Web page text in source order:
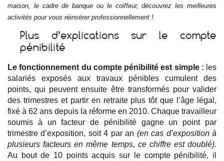
maison, le cadre de banque ou le coiffeur, découvrez les meilleures
activités pour vous réinsérer professionnellement !
Plus d’explications sur le compte
pénibilité
Le fonctionnement du compte pénibilité est simple : les
salariés exposés aux travaux pénibles cumulent des
points, qui peuvent ensuite être transformés pour valider
des trimestres et partir en retraite plus tôt que l’âge légal,
fixé à 62 ans depuis la réforme en 2010. Chaque travailleur
soumis à un facteur de pénibilité gagne un point par
trimestre d’exposition, soit 4 par an (en cas d’exposition à
plusieurs facteurs en même temps, ce chiffre est doublé).
Au bout de 10 points acquis sur le compte pénibilité, il